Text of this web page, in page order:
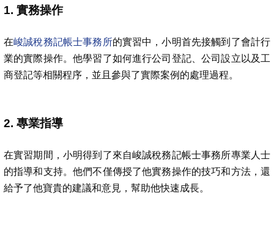
1. 實務操作
在峻誠稅務記帳士事務所的實習中，小明首先接觸到了會計行
業的實際操作。他學習了如何進行公司登記、公司設立以及工
商登記等相關程序，並且參與了實際案例的處理過程。
2. 專業指導
在實習期間，小明得到了來自峻誠稅務記帳士事務所專業人士
的指導和支持。他們不僅傳授了他實務操作的技巧和方法，還
給予了他寶貴的建議和意見，幫助他快速成長。